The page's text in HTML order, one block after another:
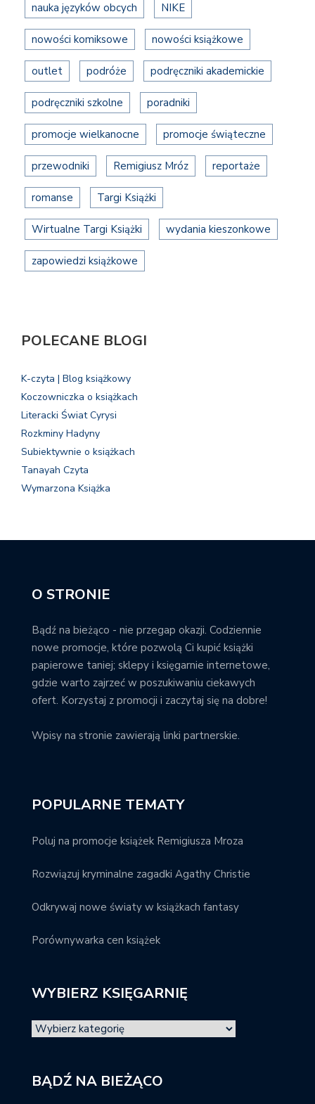
nauka języków obcych NIKE
nowości komiksowe nowości książkowe
outlet podróże podręczniki akademickie
podręczniki szkolne poradniki
promocje wielkanocne promocje świąteczne
przewodniki Remigiusz Mróz reportaże
romanse Targi Książki
Wirtualne Targi Książki wydania kieszonkowe
zapowiedzi książkowe
POLECANE BLOGI
K-czyta | Blog książkowy
Koczowniczka o książkach
Literacki Świat Cyrysi
Rozkminy Hadyny
Subiektywnie o książkach
Tanayah Czyta
Wymarzona Książka
O STRONIE
Bądź na bieżąco - nie przegap okazji. Codziennie
nowe promocje, które pozwolą Ci kupić książki
papierowe taniej; sklepy i księgarnie internetowe,
gdzie warto zajrzeć w poszukiwaniu ciekawych
ofert. Korzystaj z promocji i zaczytaj się na dobre!
Wpisy na stronie zawierają linki partnerskie.
POPULARNE TEMATY
Poluj na promocje książek Remigiusza Mroza
Rozwiązuj kryminalne zagadki Agathy Christie
Odkrywaj nowe światy w książkach fantasy
Porównywarka cen książek
WYBIERZ KSIĘGARNIĘ
BĄDŹ NA BIEŻĄCO